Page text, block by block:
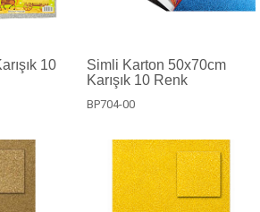
10
Simli Karton 50x70cm
Karışık 10 Renk
BP704-00